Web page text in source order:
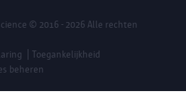
© 2016 - 2026 Alle rechten
Toegankelijkheid
beheren